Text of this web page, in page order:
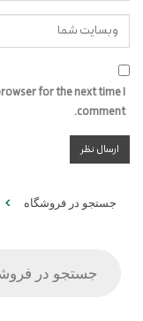
for the next time I
comment.
جستجو در فروشگاه